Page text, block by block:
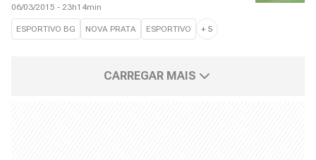
06/03/2015 - 23h14min
ESPORTIVO BG NOVA PRATA ESPORTIVO + 5
CARREGAR MAIS